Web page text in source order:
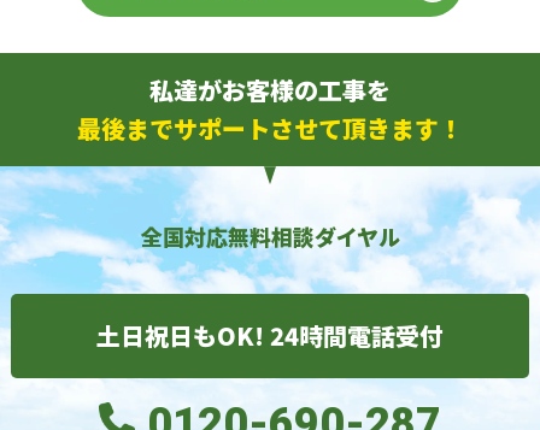
私達がお客様の工事を
最後までサポートさせて頂きます！
全国対応無料相談ダイヤル
土日祝日もOK! 24時間電話受付